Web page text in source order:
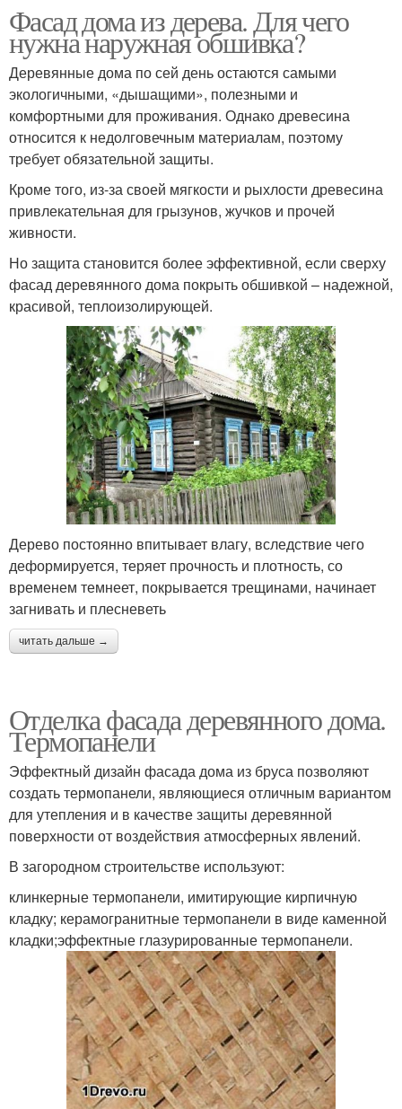
Фасад дома из дерева. Для чего
нужна наружная обшивка?
Деревянные дома по сей день остаются самыми
экологичными, «дышащими», полезными и
комфортными для проживания. Однако древесина
относится к недолговечным материалам, поэтому
требует обязательной защиты.
Кроме того, из-за своей мягкости и рыхлости древесина
привлекательная для грызунов, жучков и прочей
живности.
Но защита становится более эффективной, если сверху
фасад деревянного дома покрыть обшивкой – надежной,
красивой, теплоизолирующей.
Дерево постоянно впитывает влагу, вследствие чего
деформируется, теряет прочность и плотность, со
временем темнеет, покрывается трещинами, начинает
загнивать и плесневеть
читать дальше →
Отделка фасада деревянного дома.
Термопанели
Эффектный дизайн фасада дома из бруса позволяют
создать термопанели, являющиеся отличным вариантом
для утепления и в качестве защиты деревянной
поверхности от воздействия атмосферных явлений.
В загородном строительстве используют:
клинкерные термопанели, имитирующие кирпичную
кладку; керамогранитные термопанели в виде каменной
кладки;эффектные глазурированные термопанели.